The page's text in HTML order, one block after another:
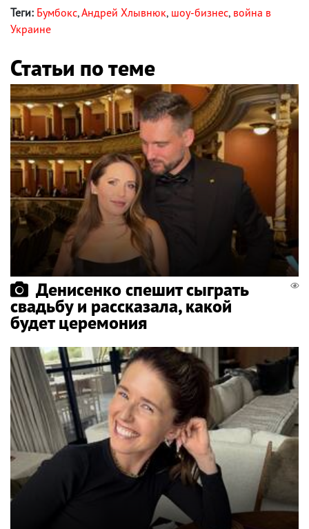
Теги: Бумбокс,Андрей Хлывнюк, шоу-бизнес, война в
Украине
Статьи по теме
Денисенко спешит сыграть
свадьбу и рассказала, какой
будет церемония